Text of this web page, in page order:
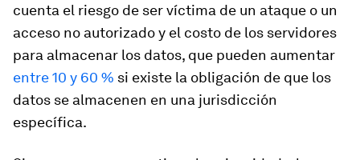
cuenta el riesgo de ser víctima de un ataque o un
acceso no autorizado y el costo de los servidores
para almacenar los datos, que pueden aumentar
entre 10 y 60 % si existe la obligación de que los
datos se almacenen en una jurisdicción
específica.